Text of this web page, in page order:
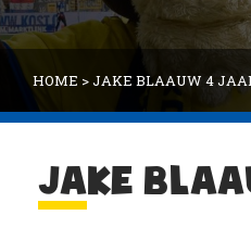
HOME >JAKE BLAAUW 4
JAKE